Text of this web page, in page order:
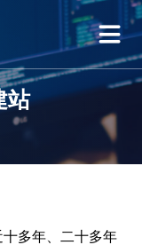
站
多年、二十多年